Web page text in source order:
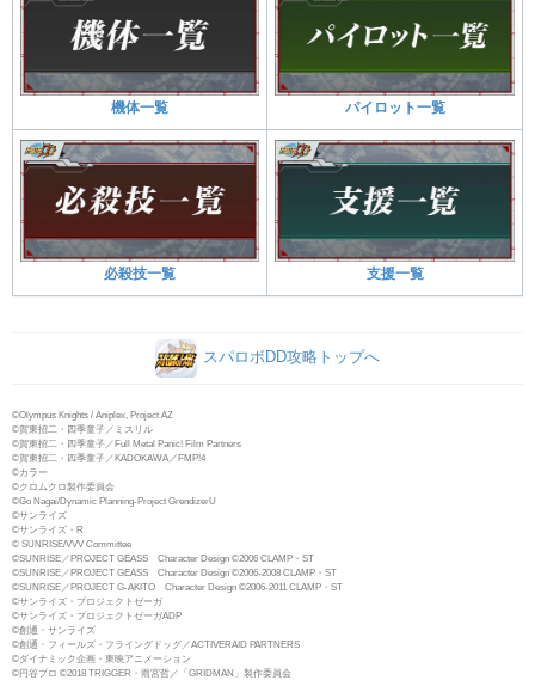
機体一覧 パイロット一覧
必殺技一覧 支援一覧
スパロボDD攻略トップへ
©Olympus Knights / Aniplex, Project AZ
©賀東招二・四季童子／ミスリル
©賀東招二・四季童子／Full Metal Panic! Film Partners
©賀東招二・四季童子／KADOKAWA／FMP!4
©カラー
©クロムクロ製作委員会
©Go Nagai/Dynamic Planning-Project GrendizerU
©サンライズ
©サンライズ・R
© SUNRISE/VVV Committee
©SUNRISE／PROJECT GEASS Character Design ©2006 CLAMP・ST
©SUNRISE／PROJECT GEASS Character Design ©2006-2008 CLAMP・ST
©SUNRISE／PROJECT G-AKITO Character Design ©2006-2011 CLAMP・ST
©サンライズ・プロジェクトゼーガ
©サンライズ・プロジェクトゼーガADP
©創通・サンライズ
©創通・フィールズ・フライングドッグ／ACTIVERAID PARTNERS
©ダイナミック企画・東映アニメーション
©円谷プロ ©2018 TRIGGER・雨宮哲／「GRIDMAN」製作委員会